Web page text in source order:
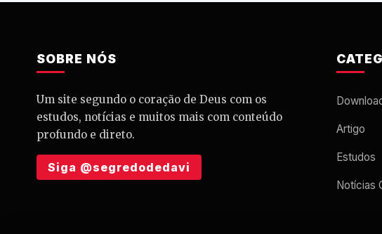
SOBRE NÓS
Um site segundo o coração de Deus com os
estudos, notícias e muitos mais com conteúdo
profundo e direto.
Siga @segredodedavi
Artigo
Estudos
Notícias